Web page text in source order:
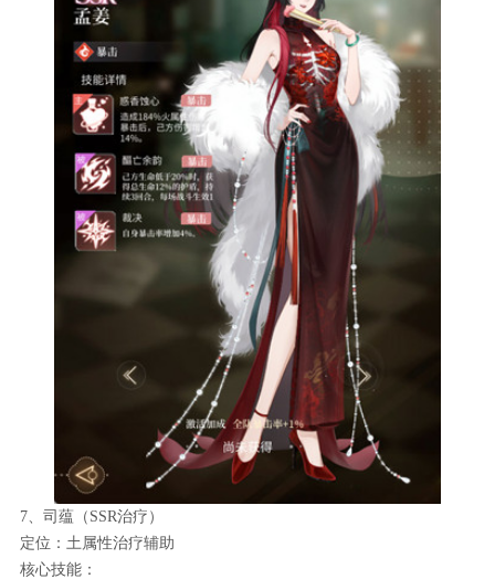
7、司蕴（SSR治疗）
定位：土属性治疗辅助
核心技能：